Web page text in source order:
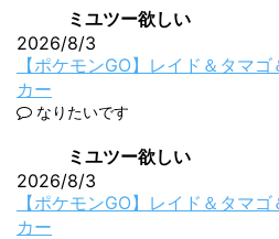
ミユツー欲しい
2026/8/3
【ポケモンGO】レイド＆タマ
カー
なりたいです
ミユツー欲しい
2026/8/3
【ポケモンGO】レイド＆タマ
カー